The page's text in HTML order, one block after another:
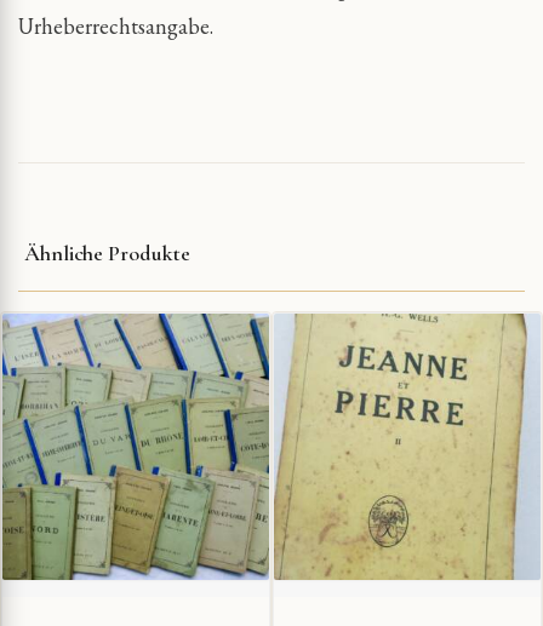
Urheberrechtsangabe.
Ähnliche Produkte